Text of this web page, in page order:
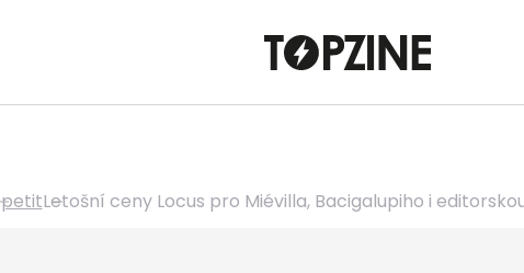
Letošní ceny Locus pro Miévilla, Bacigalupiho i